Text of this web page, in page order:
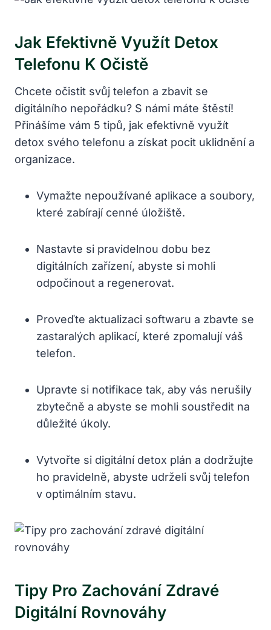
Jak Efektivně Využít Detox
Telefonu K Očistě
Chcete očistit svůj telefon a zbavit se
digitálního nepořádku? S námi máte štěstí!
Přinášíme vám 5 tipů, jak efektivně využít
detox svého telefonu a získat pocit uklidnění a
organizace.
Vymažte nepoužívané aplikace a soubory,
které zabírají cenné úložiště.
Nastavte si pravidelnou dobu bez
digitálních zařízení, abyste si mohli
odpočinout a regenerovat.
Proveďte aktualizaci softwaru a zbavte se
zastaralých aplikací, které zpomalují váš
telefon.
Upravte si notifikace tak, aby vás nerušily
zbytečně a abyste se mohli soustředit na
důležité úkoly.
Vytvořte si digitální detox plán a dodržujte
ho pravidelně, abyste udrželi svůj telefon
v optimálním stavu.
Tipy Pro Zachování Zdravé
Digitální Rovnováhy